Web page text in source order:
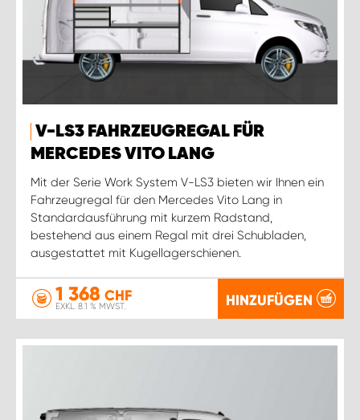
V-LS3 FAHRZEUGREGAL FÜR
MERCEDES VITO LANG
Mit der Serie Work System V-LS3 bieten wir Ihnen ein
Fahrzeugregal für den Mercedes Vito Lang in
Standardausführung mit kurzem Radstand,
bestehend aus einem Regal mit drei Schubladen,
ausgestattet mit Kugellagerschienen.
1 368 CHF
EXKL. 8.1 % MWST. HINZUFÜGEN